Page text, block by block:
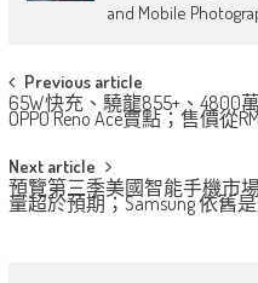
and Mobile
Post
navigation
Previous article
65W快充、驍龍855+、4800
OPPO Reno Ace賣點；售價從
Next article
預覽第三季美國智能手機市場
量超於預期；Samsung 依舊